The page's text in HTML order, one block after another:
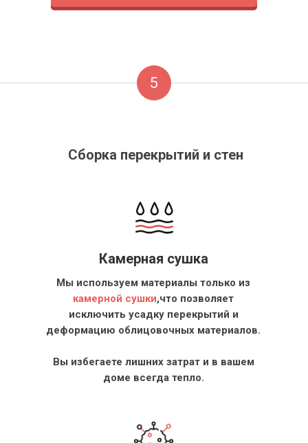
5
Сборка перекрытий и стен
Камерная сушка
Мы используем материалы только из
камерной сушки,что позволяет
исключить усадку перекрытий и
деформацию облицовочных материалов.
Вы избегаете лишних затрат и в вашем
доме всегда тепло.